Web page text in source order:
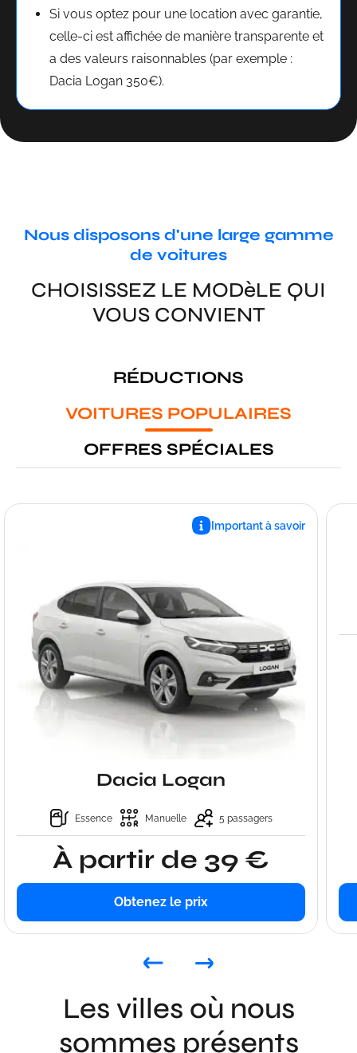
Si vous optez pour une location avec garantie,
celle-ci est affichée de manière transparente et
a des valeurs raisonnables (par exemple :
Dacia Logan 350€).
Nous disposons d'une large gamme
de voitures
CHOISISSEZ LE MODèLE QUI
VOUS CONVIENT
RÉDUCTIONS
VOITURES POPULAIRES
OFFRES SPÉCIALES
Important à savoir
Dacia Logan
Essence Manuelle 5 passagers
À partir de 39 €
Obtenez le prix
Les villes où nous
sommes présents